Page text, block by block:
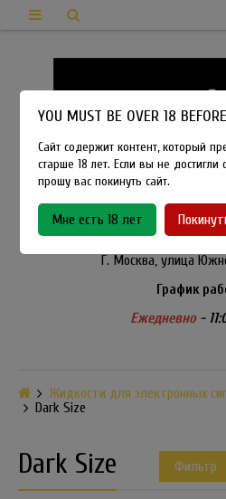
8-915-450-
Розничный магазин
Г. Москва, улица
График
Ежедневно-
Жидкости для электронных
Dark Size
Dark Size Фильтр
YOU MUST BE OVER 18
Сайт содержит контент, который
старше 18 лет. Если вы не достигли
прошу вас покинуть сайт.
Мне есть 18 лет